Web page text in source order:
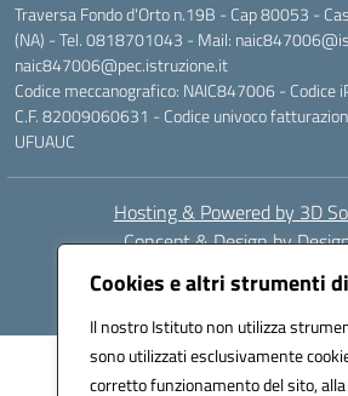
Cookies e altri strumenti
Il nostro Istituto non utilizza
sono utilizzati esclusivamente
corretto funzionamento del sito,
Traversa Fondo d'Orto n.19B - Cap 80053 -
(NA) - Tel. 0818701043 - Mail:
naic847006@pec.istruzione.it
Codice meccanografico: NAIC847006 -
C.F. 82009060631 - Codice univoco
UFUAUC
Hosting & Powered by 3D
Concept & Design by